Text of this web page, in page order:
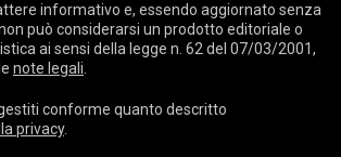
informativo e, essendo aggiornato senza
può considerarsi un prodotto editoriale o
ai sensi della legge n. 62 del 07/03/2001,
note legali.
conforme quanto descritto
privacy.